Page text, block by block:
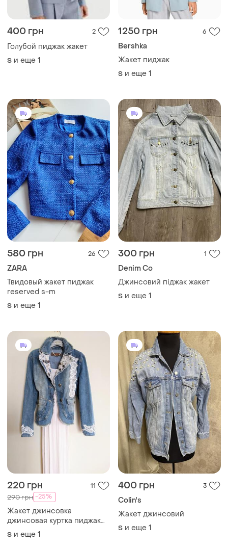
400 грн 2
Голубой пиджак жакет
S и еще 1
1250 грн 6
Bershka
Жакет пиджак
S и еще 1
580 грн 26
ZARA
Твидовый жакет пиджак
reserved s-m
S и еще 1
300 грн 1
Denim Co
Джинсовий піджак жакет
S и еще 1
220 грн 11
290 грн -25%
Жакет джинсовка
джинсовая куртка пиджак
джинсовый
S и еще 1
400 грн 3
Colin's
Жакет джинсовий
S и еще 1